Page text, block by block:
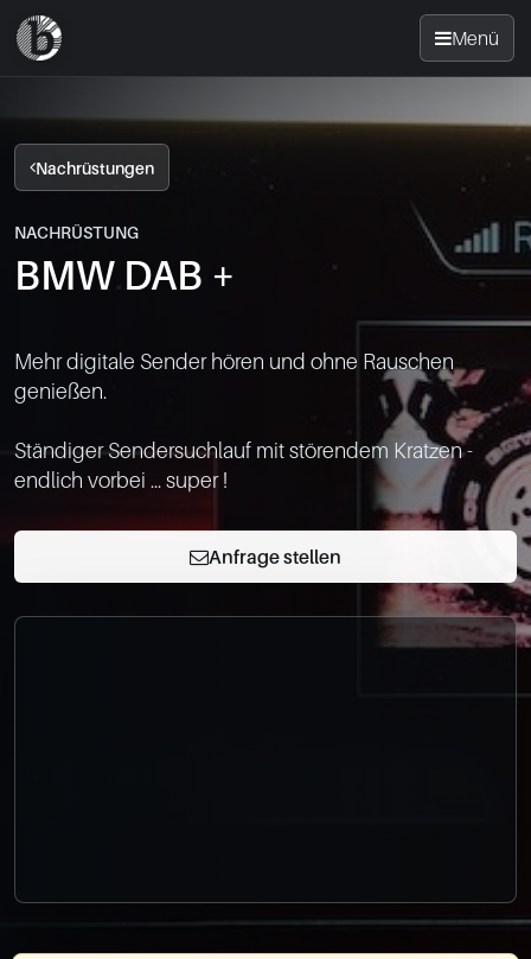
Menü
Startseite
Nachrüsten
News
Standorte
Kontakt
0049-861-900290
info@bimmer-manufaktur.de
Nachrüstungen
NACHRÜSTUNG
BMW DAB +
Mehr digitale Sender hören und ohne Rauschen
genießen.
Ständiger Sendersuchlauf mit störendem Kratzen -
Anfrage stellen